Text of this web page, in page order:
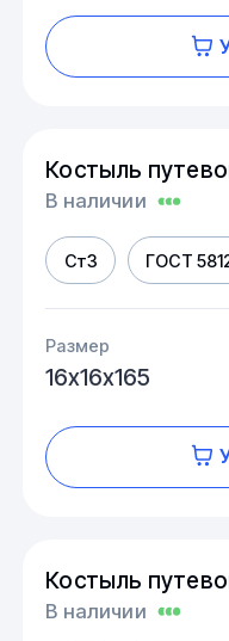
Костыль
В наличии
Ст3 ГOCT
Размер
16х16х165
Костыль
В наличии